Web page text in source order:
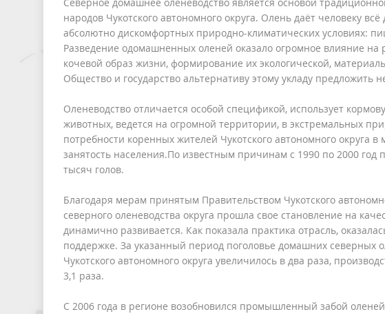
Северное домашнее оленеводство является основой
народов Чукотского автономного округа. Олень даёт человеку
абсолютно дискомфортных природно-климатических условиях:
Разведение одомашненных оленей оказало огромное влияние
кочевой образ жизни, формирование их экологической,
Общество и государство альтернативу этому укладу предложить
Оленеводство отличается особой спецификой, использует
животных, ведется на огромной территории, в экстремальных
потребности коренных жителей Чукотского автономного округа
занятость населения.По известным причинам с 1990 по 2000
тысяч голов.
Благодаря мерам принятым Правительством Чукотского
северного оленеводства округа прошла свое становление на
динамично развивается. Как показала практика отрасль,
поддержке. За указанный период поголовье домашних северных
Чукотского автономного округа увеличилось в два раза,
3,1 раза.
С 2006 года в регионе возобновился промышленный забой